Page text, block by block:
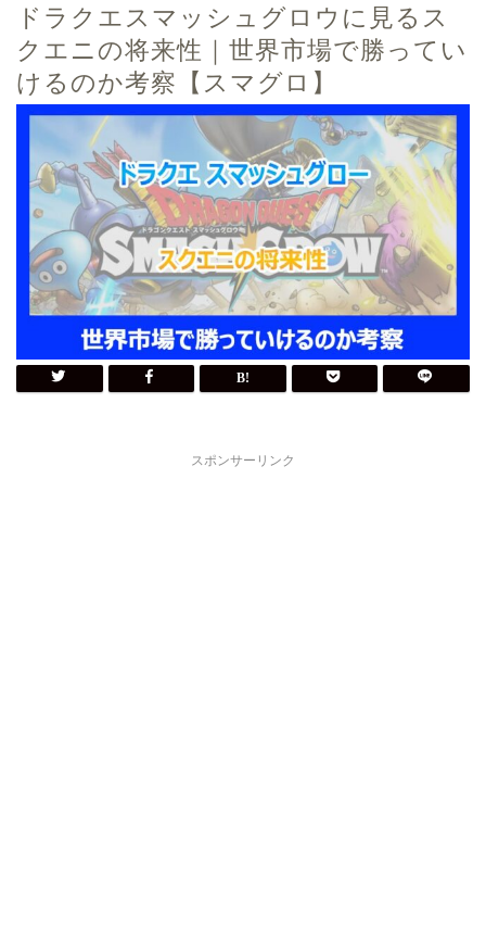
ドラクエスマッシュグロウに見るス
クエニの将来性｜世界市場で勝ってい
けるのか考察【スマグロ】
スポンサーリンク